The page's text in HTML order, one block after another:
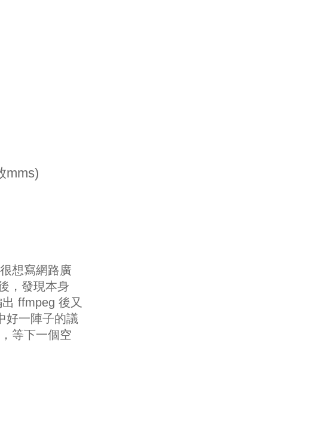
mms)
想寫網路廣
，發現本身
ffmpeg 後又
好一陣子的議
等下一個空